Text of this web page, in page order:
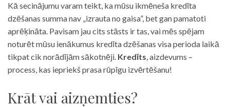
Kā secinājumu varam teikt, ka mūsu ikmēneša kredīta
dzēšanas summa nav „izrauta no gaisa”, bet gan pamatoti
aprēķināta. Pavisam jau cits stāsts ir tas, vai mēs spējam
noturēt mūsu ienākumus kredīta dzēšanas visa perioda laikā
tikpat cik norādījām sākotnēji. Kredīts, aizdevums –
process, kas iepriekš prasa rūpīgu izvērtēšanu!
Krāt vai aizņemties?